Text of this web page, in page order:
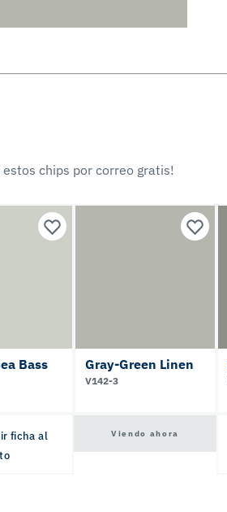
estos chips por correo gratis!
Bass
ficha al
Gray-Green Linen
V142-3
Viendo ahora